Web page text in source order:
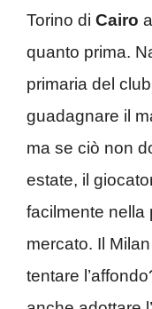
Torino di Cairo
quanto prima.
primaria del
guadagnare il
ma se ciò non
estate, il
facilmente nella
mercato. Il
tentare